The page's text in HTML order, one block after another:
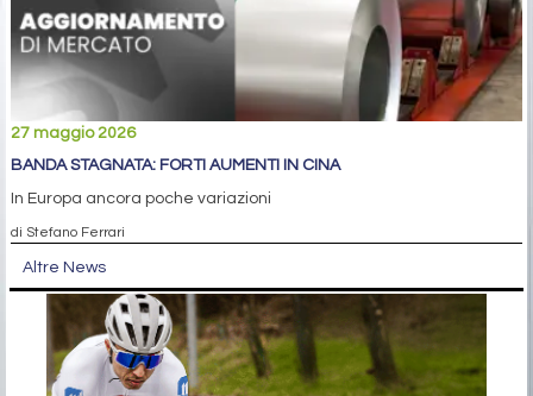
27 maggio 2026
BANDA STAGNATA: FORTI AUMENTI IN CINA
In Europa ancora poche variazioni
di Stefano Ferrari
Altre News